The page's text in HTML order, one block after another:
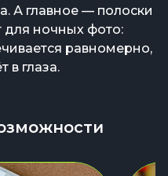
А главное — полоски
для ночных фото:
равномерно,
в глаза.